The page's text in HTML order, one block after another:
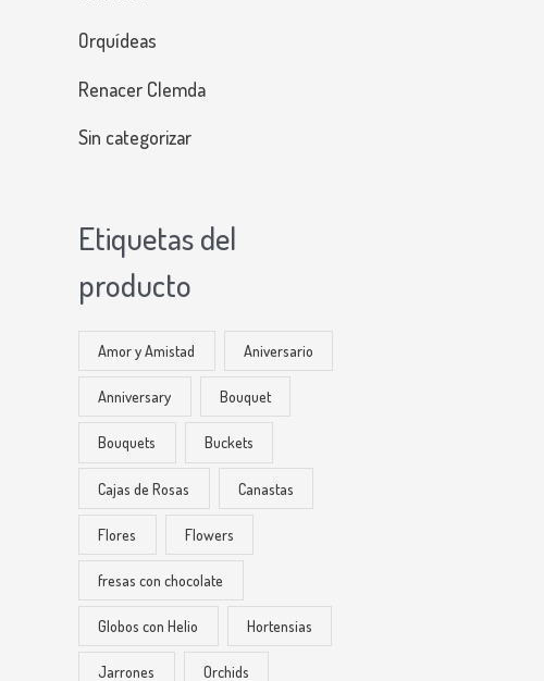
.
0
0
.
Orquídeas
Renacer Clemda
Sin categorizar
Etiquetas del
producto
Amor y Amistad Aniversario
Anniversary Bouquet
Bouquets Buckets
Cajas de Rosas Canastas
Flores Flowers
fresas con chocolate
Globos con Helio Hortensias
Jarrones Orchids